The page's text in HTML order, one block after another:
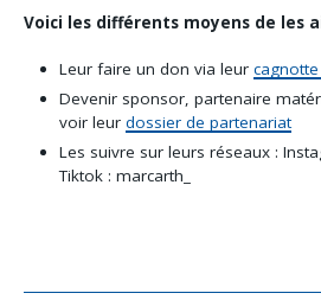
Voici les différents moyens de les
Leur faire un don via leur
Devenir sponsor, partenaire
voir leur dossier de partenariat
Les suivre sur leurs réseaux :
Tiktok : marcarth_
Navigation